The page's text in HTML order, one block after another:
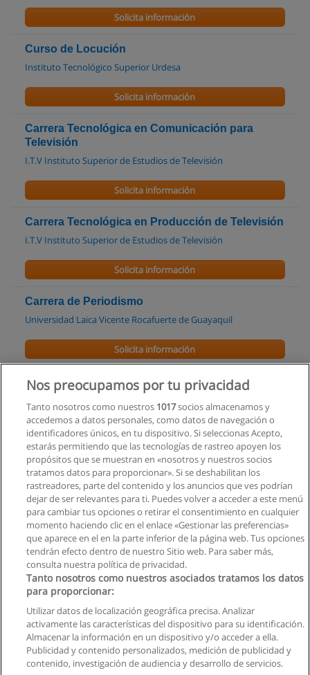
Solicita información
Curso de Locución
Instituto Tecnológico Superior Urdesa
Solicita información
Carrera Tecnológica en Comunicación para
Televisión
I.T.V Instituto Superior de Estudios de Televisión
Solicita información
Carrera Tecnológica en Producción de Televisión
I.T.V Instituto Superior de Estudios de Televisión
Solicita información
Carrera de Periodismo
Universidad Laica Vicente Rocafuerte de Guayaquil
Solicita información
Carrera de Periodismo
Solicita información
Carrera de Comunicación con énfasis en
Comunicación Empresarial
Universidad Ecotec
Solicita información
Privacidad de datos
Contactar con Educaedu
Nos preocupamos por tu privacidad
Tanto nosotros como nuestros 1017socios almacenamos y
accedemos a datos personales, como datos de navegación o
identificadores únicos, en tu dispositivo. Si seleccionas Acepto,
estarás permitiendo que las tecnologías de rastreo apoyen los
propósitos que se muestran en «nosotros y nuestros socios
tratamos datos para proporcionar». Si se deshabilitan los
rastreadores, parte del contenido y los anuncios que ves podrían
dejar de ser relevantes para ti. Puedes volver a acceder a este menú
para cambiar tus opciones o retirar el consentimiento en cualquier
momento haciendo clic en el enlace «Gestionar las preferencias»
que aparece en el en la parte inferior de la página web. Tus opciones
tendrán efecto dentro de nuestro Sitio web. Para saber más,
consulta nuestra política de privacidad.
Tanto nosotros como nuestros asociados tratamos los datos
para proporcionar:
Utilizar datos de localización geográfica precisa. Analizar
activamente las características del dispositivo para su identificación.
Almacenar la información en un dispositivo y/o acceder a ella.
Publicidad y contenido personalizados, medición de publicidad y
contenido, investigación de audiencia y desarrollo de servicios.